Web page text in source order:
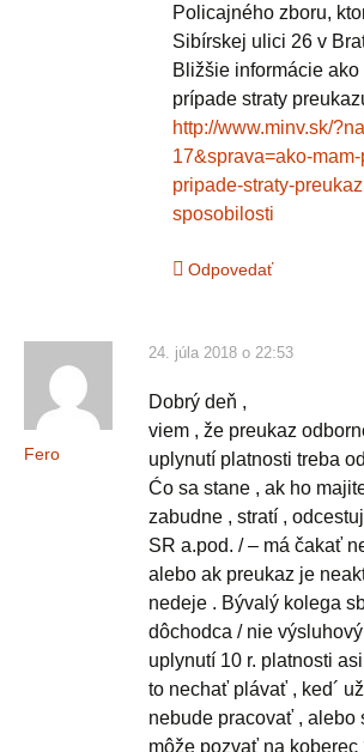
Policajného zboru,
Sibírskej ulici 26 v
Bližšie informácie
prípade straty
http://www.minv.sk/
17&sprava=ako-
pripade-straty-
sposobilosti
Odpovedať
Fero
24. júla 2018 o 22:53
Dobrý deň ,
viem , že preukaz
uplynutí platnosti treba
Ćo sa stane , ak ho
zabudne , stratí ,
SR a.pod. / – má čakať
alebo ak preukaz je
nedeje . Bývalý kolega
dôchodca / nie
uplynutí 10 r. platnosti
to nechať plávať , ked´
nebude pracovať , alebo
môže pozvať na koberec